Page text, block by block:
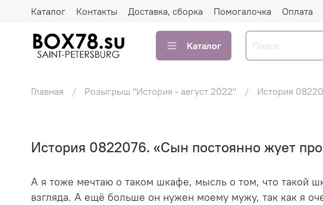
Каталог Контакты Доставка, сборка Помогалочка Оплата
Каталог
Главная Розыгрыш "История - август 2022" История
История 0822076. «Сын постоянно жует
А я тоже мечтаю о таком шкафе, мысль о том, что такой
взгляда. А ещё больше он нужен моему мужу, так как я